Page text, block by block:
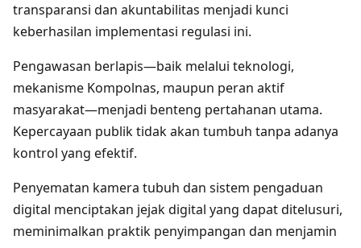
transparansi dan akuntabilitas menjadi kunci
keberhasilan implementasi regulasi ini.
Pengawasan berlapis—baik melalui teknologi,
mekanisme Kompolnas, maupun peran aktif
masyarakat—menjadi benteng pertahanan utama.
Kepercayaan publik tidak akan tumbuh tanpa adanya
kontrol yang efektif.
Penyematan kamera tubuh dan sistem pengaduan
digital menciptakan jejak digital yang dapat ditelusuri,
meminimalkan praktik penyimpangan dan menjamin